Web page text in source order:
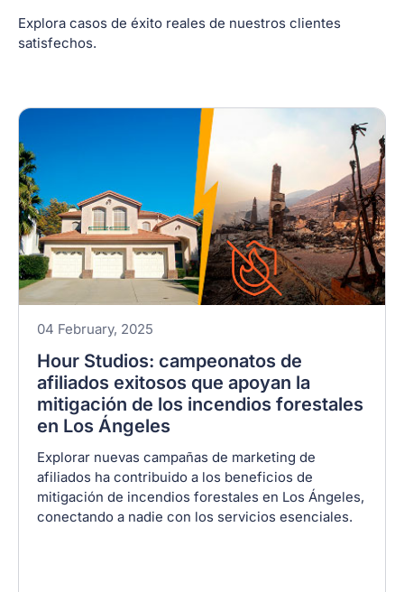
Explora casos de éxito reales de nuestros clientes
satisfechos.
04 February, 2025
Hour Studios: campeonatos de
afiliados exitosos que apoyan la
mitigación de los incendios forestales
en Los Ángeles
Explorar nuevas campañas de marketing de
afiliados ha contribuido a los beneficios de
mitigación de incendios forestales en Los Ángeles,
conectando a nadie con los servicios esenciales.